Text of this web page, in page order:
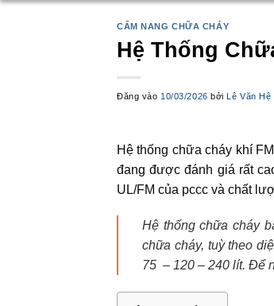
CẨM NANG CHỮA CHÁY
Hệ Thống
Đăng vào 10/03/2026 bởiLê Văn Hệ
Hệ thống chữa cháy khí
đang được đánh giá rất
UL/FM của pccc và chất
Hệ thống chữa cháy
chữa cháy, tuỳ theo
75 – 120 – 240 lít. Để